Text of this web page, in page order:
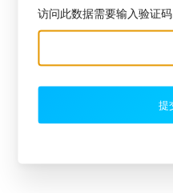
访问此数据需要输入验证码